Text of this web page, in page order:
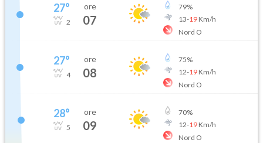
27°
2
ore
07
79%
13-19Km/h
Nord O
27°
4
ore
08
75%
12-19Km/h
Nord O
28°
5
ore
09
70%
12-19Km/h
Nord O